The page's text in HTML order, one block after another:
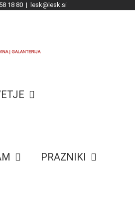
18 80 | lesk@lesk.si
PRAZNIKI